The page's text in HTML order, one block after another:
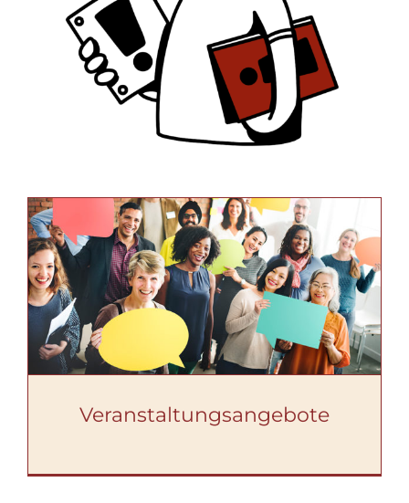
Veranstaltungsangebote